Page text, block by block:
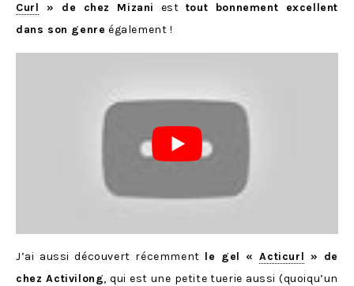
Curl » de chez Mizani est tout bonnement excellent
dans son genre également !
J’ai aussi découvert récemment le gel «Acticurl » de
chez Activilong, qui est une petite tuerie aussi (quoiqu’un